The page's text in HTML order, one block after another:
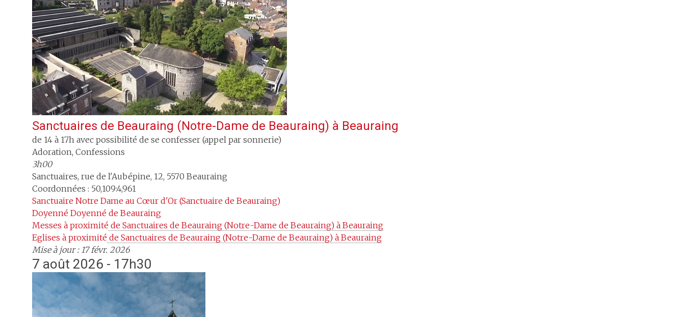
Sanctuaires de Beauraing (Notre-Dame de Beauraing) à Beauraing
de 14 à 17h avec possibilité de se confesser (appel par sonnerie)
Adoration, Confessions
3h00
Sanctuaires, rue de l'Aubépine, 12, 5570 Beauraing
Coordonnées : 50,109:4,961
Sanctuaire Notre Dame au Cœur d'Or (Sanctuaire de Beauraing)
Doyenné Doyenné de Beauraing
Messes à proximité de Sanctuaires de Beauraing (Notre-Dame de Beauraing) à Beauraing
Eglises à proximité de Sanctuaires de Beauraing (Notre-Dame de Beauraing) à Beauraing
Mise à jour : 17 févr. 2026
7 août 2026 - 17h30